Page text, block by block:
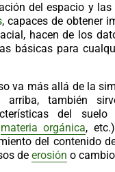
del espacio y
, capaces de obtener
hacen de los
básicas para
va más allá de la
arriba, también
del suelo
materia orgánica,
del contenido
de erosión o